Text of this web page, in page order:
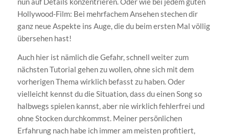
Hollywood-Film: Bei mehrfachem Ansehen stechen dir
ganz neue Aspekte ins Auge, die du beim ersten Mal völlig
übersehen hast!
Auch hier ist nämlich die Gefahr, schnell weiter zum
nächsten Tutorial gehen zu wollen, ohne sich mit dem
vorherigen Thema wirklich befasst zu haben. Oder
vielleicht kennst du die Situation, dass du einen Song so
halbwegs spielen kannst, aber nie wirklich fehlerfrei und
ohne Stocken durchkommst. Meiner persönlichen
Erfahrung nach habe ich immer am meisten profitiert,